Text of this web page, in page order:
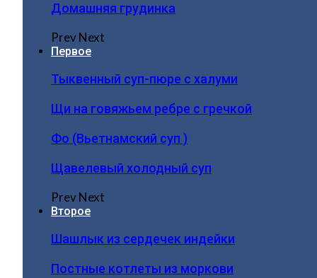
Домашняя грудинка
PrevNext
Первое
Тыквенный суп-пюре с халуми
Щи на говяжьем ребре с гречкой
Фо (Вьетнамский суп )
Щавелевый холодный суп
PrevNext
Второе
Шашлык из сердечек индейки
Постные котлеты из моркови